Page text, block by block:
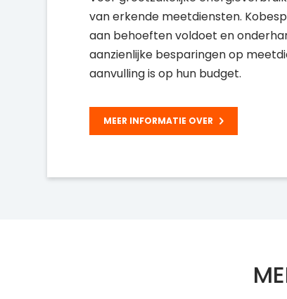
van erkende meetdiensten.
aan behoeften voldoet en
aanzienlijke besparingen op
aanvulling is op hun budget.
MEER INFORMATIE OVER